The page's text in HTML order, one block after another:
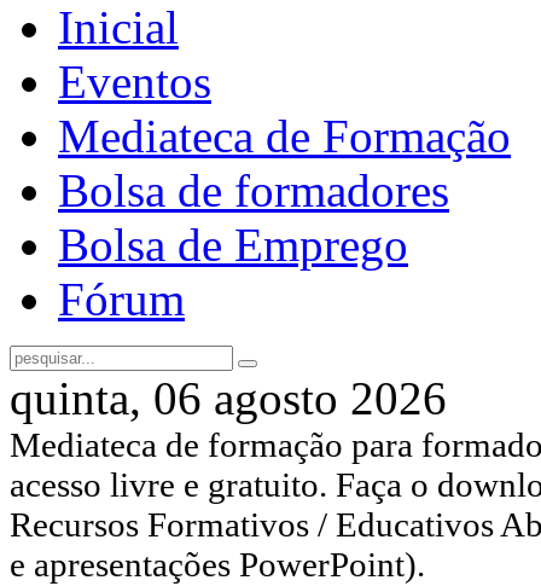
Inicial
Eventos
Mediateca de Formação
Bolsa de formadores
Bolsa de Emprego
Fórum
quinta, 06 agosto 2026
Mediateca de formação para
acesso livre e gratuito. Faça o
Recursos Formativos / Educativos
e apresentações PowerPoint).